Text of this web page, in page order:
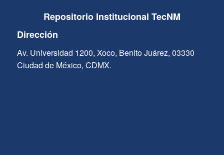
Repositorio Institucional TecNM
Dirección
Av. Universidad 1200, Xoco, Benito Juárez, 03330
Ciudad de México, CDMX.